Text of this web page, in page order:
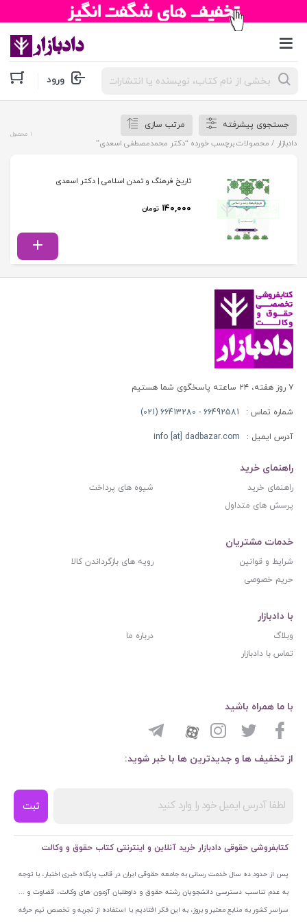
جستجوی
محصولات ورود
جستجوی پیشرفته
مرتب سازی
دادبازار / محصولات برچسب خورده “دکتر محمدمصطفی اسعدی”
1 محصول
تاریخ فرهنگ و تمدن اسلامی | دکتر اسعدی
۱۴۰,۰۰۰ تومان
۷ روز هفته، ۲۴ ساعته پاسخگوی شما هستیم
شماره تماس : 66492581 - 66413280 (021)
آدرس ایمیل : info [at] dadbazar.com
راهنمای خرید
راهنمای خرید
شیوه های پرداخت
پرسش های متداول
خدمات مشتریان
شرایط و قوانین
رویه های بازگرداندن کالا
حریم خصوصی
با دادبازار
وبلاگ
درباره ما
تماس با دادبازار
از تخفیف ها و جدیدترین ها با خبر شوید:
ثبت
با ما همراه باشید
کتابفروشی حقوقی دادبازار خرید آنلاین و اینترنتی کتاب حقوق و وکالت
پس از حدود ده سال خدمت رسانی به جامعه حقوقی ایران در قالب پایگاه خبری اختبار، با توجه
به عدم تناسب دسترسی دانشجویان رشته حقوق و داوطلبان آزمون های وکالت، قضاوت و ...
سراسر کشور به منابع معتبر و بروز، به این فکر افتادیم با استفاده از تجربه و تخصص تیم حرفه